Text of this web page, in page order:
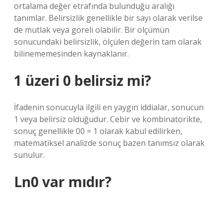
ortalama değer etrafında bulunduğu aralığı
tanımlar. Belirsizlik genellikle bir sayı olarak verilse
de mutlak veya göreli olabilir. Bir ölçümün
sonucundaki belirsizlik, ölçülen değerin tam olarak
bilinememesinden kaynaklanır.
1 üzeri 0 belirsiz mi?
İfadenin sonucuyla ilgili en yaygın iddialar, sonucun
1 veya belirsiz olduğudur. Cebir ve kombinatorikte,
sonuç genellikle 00 = 1 olarak kabul edilirken,
matematiksel analizde sonuç bazen tanımsız olarak
sunulur.
Ln0 var mıdır?